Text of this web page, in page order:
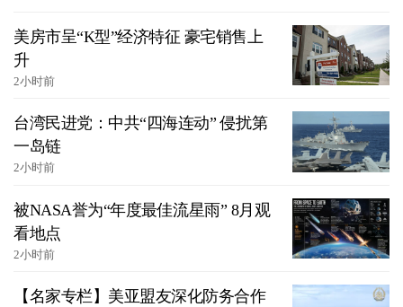
美房市呈“K型”经济特征 豪宅销售上
升
2小时前
台湾民进党：中共“四海连动” 侵扰第
一岛链
2小时前
被NASA誉为“年度最佳流星雨” 8月观
看地点
2小时前
【名家专栏】美亚盟友深化防务合作